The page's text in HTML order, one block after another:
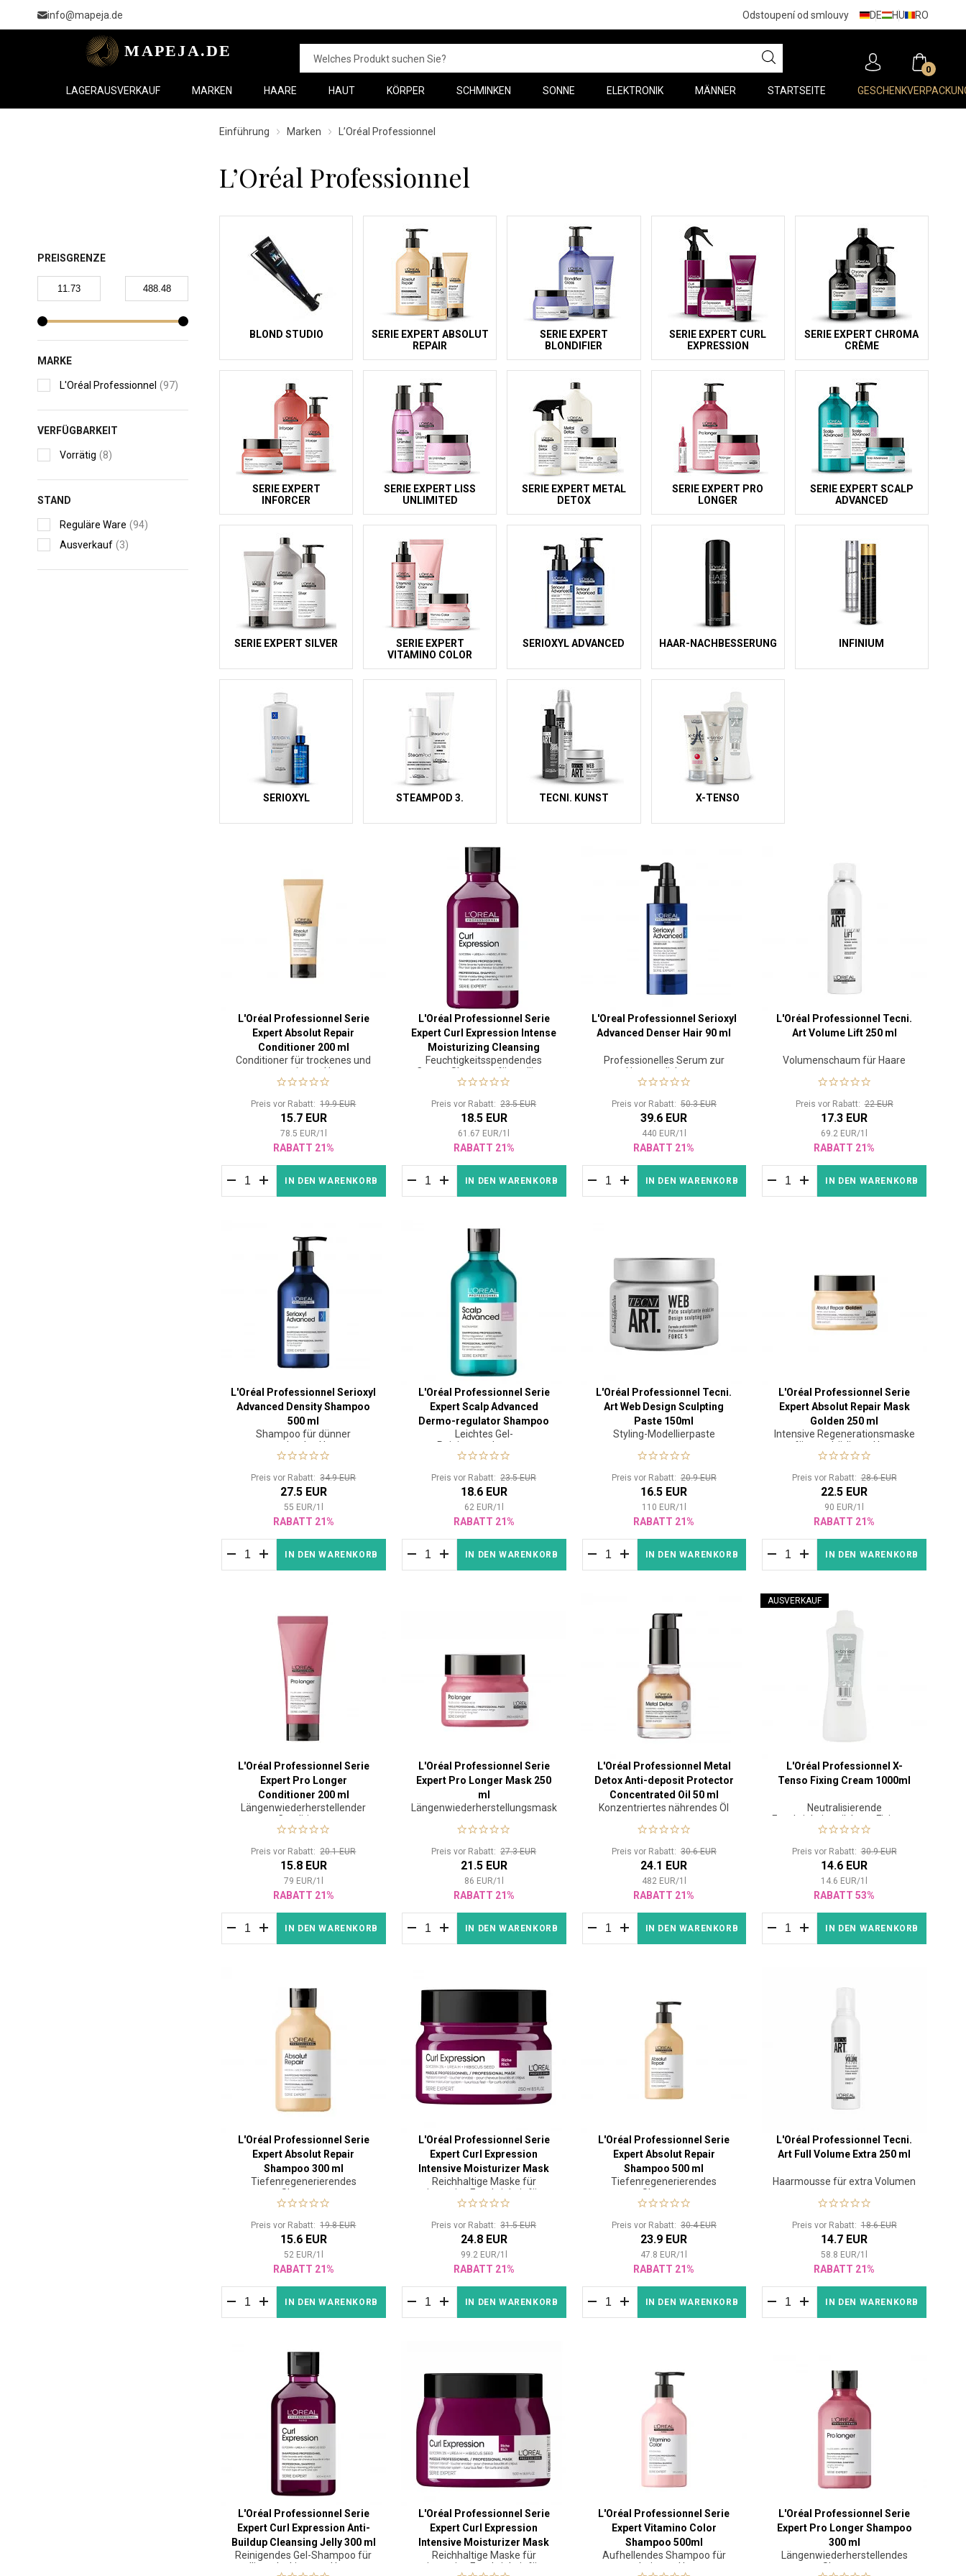
info@mapeja.de Odstoupení od smlouvy DE HU RO
0
LAGERAUSVERKAUF MARKEN HAARE HAUT KÖRPER SCHMINKEN SONNE ELEKTRONIK MÄNNER STARTSEITE
PREISGRENZE
MARKE
L'Oréal Professionnel (97)
VERFÜGBARKEIT
Vorrätig (8)
STAND
Reguläre Ware (94)
Ausverkauf (3)
Einführung Marken L’Oréal Professionnel
L’Oréal Professionnel
BLOND STUDIO
SERIE EXPERT ABSOLUT
REPAIR
SERIE EXPERT
BLONDIFIER
SERIE EXPERT CURL
EXPRESSION
SERIE EXPERT CHROMA
CRÈME
SERIE EXPERT
INFORCER
SERIE EXPERT LISS
UNLIMITED
SERIE EXPERT METAL
DETOX
SERIE EXPERT PRO
LONGER
SERIE EXPERT SCALP
ADVANCED
SERIE EXPERT SILVER
SERIE EXPERT
VITAMINO COLOR
SERIOXYL ADVANCED HAAR-NACHBESSERUNG INFINIUM
SERIOXYL STEAMPOD 3. TECNI. KUNST X-TENSO
L'Oréal Professionnel Serie
Expert Absolut Repair
Conditioner 200 ml
Conditioner für trockenes und
strapaziertes Haar
Preis vor Rabatt:19.9 EUR
15.7 EUR
78.5 EUR/1
RABATT 21%
IN DEN WARENKORB
L'Oréal Professionnel Serie
Expert Curl Expression Intense
Moisturizing Cleansing
Cream Shampoo 300 ml
Feuchtigkeitsspendendes
Creme-Shampoo für welliges,
lockiges und krauses Haar
Preis vor Rabatt:23.5 EUR
18.5 EUR
61.67 EUR/1
RABATT 21%
IN DEN WARENKORB
L'Oreal Professionnel Serioxyl
Advanced Denser Hair 90 ml
Professionelles Serum zur
Haarverdichtung
Preis vor Rabatt: 50.3 EUR
39.6 EUR
440 EUR/1
RABATT 21%
IN DEN WARENKORB
L'Oréal Professionnel Tecni.
Art Volume Lift 250 ml
Volumenschaum für Haare
Preis vor Rabatt:22 EUR
17.3 EUR
69.2 EUR/1
RABATT 21%
IN DEN WARENKORB
L'Oréal Professionnel Serioxyl
Advanced Density Shampoo
500 ml
Shampoo für dünner
werdendes Haar
Preis vor Rabatt:34.9 EUR
27.5 EUR
55 EUR/1
RABATT 21%
IN DEN WARENKORB
L'Oréal Professionnel Serie
Expert Scalp Advanced
Dermo-regulator Shampoo
300 ml
Leichtes Gel-
Reinigungsshampoo
Preis vor Rabatt:23.5 EUR
18.6 EUR
62 EUR/1
RABATT 21%
IN DEN WARENKORB
L'Oréal Professionnel Tecni.
Art Web Design Sculpting
Paste 150ml
Styling-Modellierpaste
Preis vor Rabatt: 20.9 EUR
16.5 EUR
110 EUR/1
RABATT 21%
IN DEN WARENKORB
L'Oréal Professionnel Serie
Expert Absolut Repair Mask
Golden 250 ml
Intensive Regenerationsmaske
für geschädigtes Haar
Preis vor Rabatt:28.6 EUR
22.5 EUR
90 EUR/1
RABATT 21%
IN DEN WARENKORB
L'Oréal Professionnel Serie
Expert Pro Longer
Conditioner 200 ml
Längenwiederherstellender
Conditioner
Preis vor Rabatt:20.1 EUR
15.8 EUR
79 EUR/1
RABATT 21%
IN DEN WARENKORB
L'Oréal Professionnel Serie
Expert Pro Longer Mask 250
ml
Längenwiederherstellungsmaske
Preis vor Rabatt:27.3 EUR
21.5 EUR
86 EUR/1
RABATT 21%
IN DEN WARENKORB
L'Oréal Professionnel Metal
Detox Anti-deposit Protector
Concentrated Oil 50 ml
Konzentriertes nährendes Öl
Preis vor Rabatt: 30.6 EUR
24.1 EUR
482 EUR/1
RABATT 21%
IN DEN WARENKORB
AUSVERKAUF
L'Oréal Professionnel X-
Tenso Fixing Cream 1000ml
Neutralisierende
Feuchtigkeitsmilch zur Fixierung
der Haare
Preis vor Rabatt:30.9 EUR
14.6 EUR
14.6 EUR/1
RABATT 53%
IN DEN WARENKORB
L'Oréal Professionnel Serie
Expert Absolut Repair
Shampoo 300 ml
Tiefenregenerierendes
Shampoo
Preis vor Rabatt:19.8 EUR
15.6 EUR
52 EUR/1
RABATT 21%
IN DEN WARENKORB
L'Oréal Professionnel Serie
Expert Curl Expression
Intensive Moisturizer Mask
Rich 250 ml
Reichhaltige Maske für
intensive Feuchtigkeit für
welliges, lockiges und krauses
Preis vor Rabatt:31.5 EUR
24.8 EUR
99.2 EUR/1
RABATT 21%
IN DEN WARENKORB
L'Oréal Professionnel Serie
Expert Absolut Repair
Shampoo 500 ml
Tiefenregenerierendes
Shampoo
Preis vor Rabatt: 30.4 EUR
23.9 EUR
47.8 EUR/1
RABATT 21%
IN DEN WARENKORB
L'Oréal Professionnel Tecni.
Art Full Volume Extra 250 ml
Haarmousse für extra Volumen
Preis vor Rabatt:18.6 EUR
14.7 EUR
58.8 EUR/1
RABATT 21%
IN DEN WARENKORB
L'Oréal Professionnel Serie
Expert Curl Expression Anti-
Buildup Cleansing Jelly 300 ml
Reinigendes Gel-Shampoo für
welliges, lockiges und krauses
L'Oréal Professionnel Serie
Expert Curl Expression
Intensive Moisturizer Mask
Rich 500 ml
Reichhaltige Maske für
intensive Feuchtigkeit für
L'Oréal Professionnel Serie
Expert Vitamino Color
Shampoo 500ml
Aufhellendes Shampoo für
coloriertes Haar
L'Oréal Professionnel Serie
Expert Pro Longer Shampoo
300 ml
Längenwiederherstellendes
Shampoo